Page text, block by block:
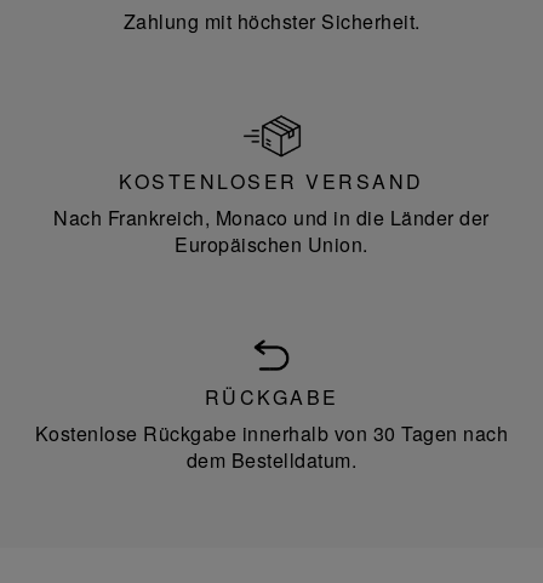
Zahlung mit höchster Sicherheit.
KOSTENLOSER VERSAND
Nach Frankreich, Monaco und in die Länder der
Europäischen Union.
RÜCKGABE
Kostenlose Rückgabe innerhalb von 30 Tagen nach
dem Bestelldatum.